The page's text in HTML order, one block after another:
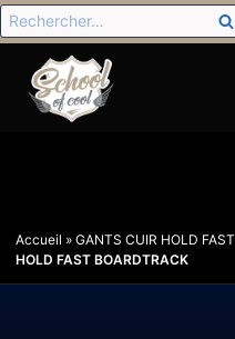
Accueil » GANTS CUIR HOLD FAST
HOLD FAST BOARDTRACK